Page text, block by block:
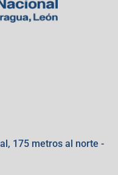
175 metros al norte -